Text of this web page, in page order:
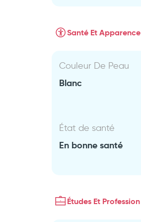
Santé Et Apparence
Couleur De Peau
Blanc
État de santé
En bonne santé
Études Et Profession